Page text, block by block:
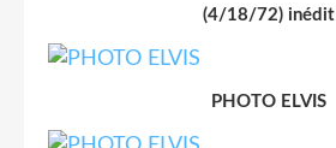
(4/18/72) inédit
PHOTO ELVIS